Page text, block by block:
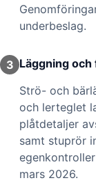
underbeslag.
3 Läggning
Strö- och
och lerteglet
plåtdetaljer
samt stuprör
mars 2026.